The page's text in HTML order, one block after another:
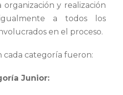
y realización
a todos los
en el proceso.
cada categoría fueron:
Junior: